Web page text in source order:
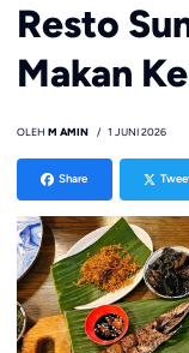
Resto
Makan
OLEH M AMIN 1 JUNI 2026
Share